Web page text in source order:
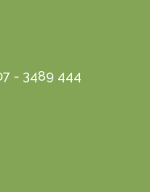
- 3489 444